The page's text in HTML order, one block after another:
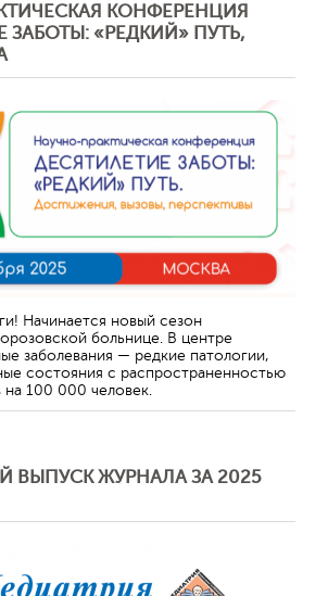
КОНФЕРЕНЦИЯ
ЗАБОТЫ: «РЕДКИЙ» ПУТЬ,
Начинается новый сезон
больнице. В центре
заболевания — редкие патологии,
состояния с распространенностью
на 100 000 человек.
ВЫПУСК ЖУРНАЛА ЗА 2025